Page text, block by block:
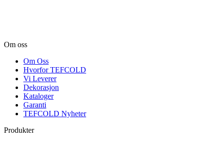
Om oss
Om Oss
Hvorfor TEFCOLD
Vi Leverer
Dekorasjon
Kataloger
Garanti
TEFCOLD Nyheter
Produkter